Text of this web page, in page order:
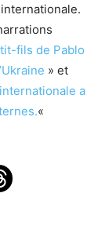
fils de Pablo
» et
a
«